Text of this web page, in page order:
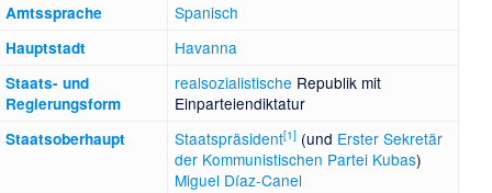
Amtssprache Spanisch
Hauptstadt Havanna
Staats- und
Regierungsform
realsozialistische Republik mit
Einparteiendiktatur
Staatsoberhaupt Staatspräsident[1] (und Erster Sekretär
der Kommunistischen Partei Kubas)
Miguel Díaz-Canel